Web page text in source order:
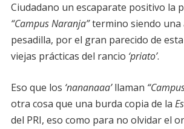
Ciudadano un escaparate positivo la
“Campus Naranja”termino siendo una
pesadilla, por el gran parecido de
viejas prácticas del rancio ‘priato’.
Eso que los ‘nananaaa’llaman
otra cosa que una burda copia de la
del PRI, eso como para no olvidar el